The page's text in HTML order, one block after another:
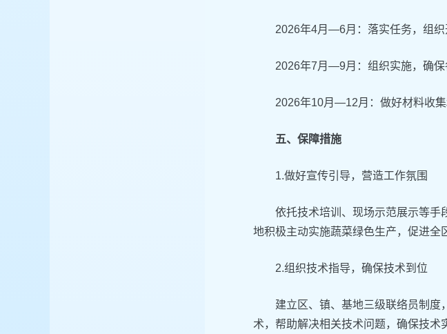
2026年4月—6月：落实任务，组织
2026年7月—9月：组织实施，确保
2026年10月—12月：做好材料收集
五、保障措施
1.做好宣传引导，营造工作氛围
依托技术培训、现场示范展示等手
地积极主动实施蔬菜绿色生产，促进全
2.组织技术指导，确保技术到位
建立区、镇、基地三级联络员制度
术，帮助解决相关技术问题，确保技术